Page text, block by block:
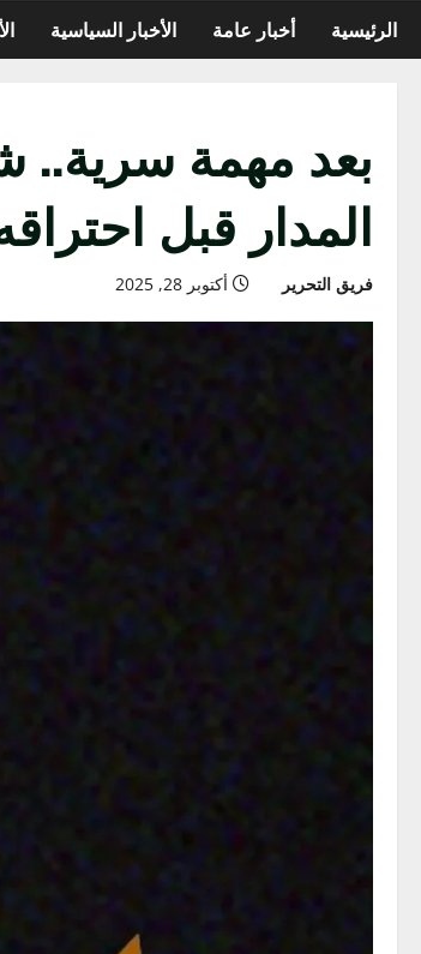
الرئيسية أخبار عامة الأخبار السياسية
بعد مهمة
المدار قبل
فريق التحرير أكتوبر 28, 2025